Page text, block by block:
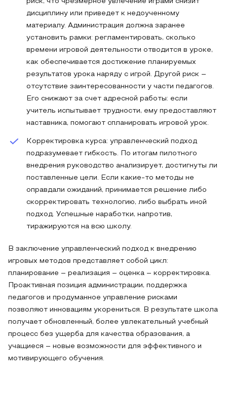
дисциплину или приведет к недоученному
материалу. Администрация должна заранее
установить рамки: регламентировать, сколько
времени игровой деятельности отводится в уроке,
как обеспечивается достижение планируемых
результатов урока наряду с игрой. Другой риск –
отсутствие заинтересованности у части педагогов.
Его снижают за счет адресной работы: если
учитель испытывает трудности, ему предоставляют
наставника, помогают спланировать игровой урок.
Корректировка курса: управленческий подход
подразумевает гибкость. По итогам пилотного
внедрения руководство анализирует, достигнуты ли
поставленные цели. Если какие-то методы не
оправдали ожиданий, принимается решение либо
скорректировать технологию, либо выбрать иной
подход. Успешные наработки, напротив,
тиражируются на всю школу.
В заключение управленческий подход к внедрению
игровых методов представляет собой цикл:
планирование – реализация – оценка – корректировка.
Проактивная позиция администрации, поддержка
педагогов и продуманное управление рисками
позволяют инновациям укорениться. В результате школа
получает обновленный, более увлекательный учебный
процесс без ущерба для качества образования, а
учащиеся – новые возможности для эффективного и
мотивирующего обучения.